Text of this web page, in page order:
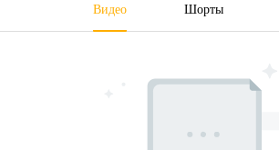
Видео Шорты